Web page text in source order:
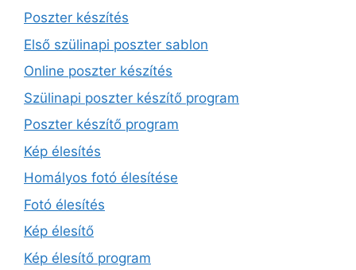
Poszter készítés
Első szülinapi poszter sablon
Online poszter készítés
Szülinapi poszter készítő program
Poszter készítő program
Kép élesítés
Homályos fotó élesítése
Fotó élesítés
Kép élesítő
Kép élesítő program